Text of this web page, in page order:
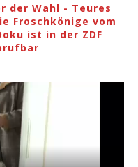
der Wahl - Teures
Froschkönige vom
ist in der ZDF